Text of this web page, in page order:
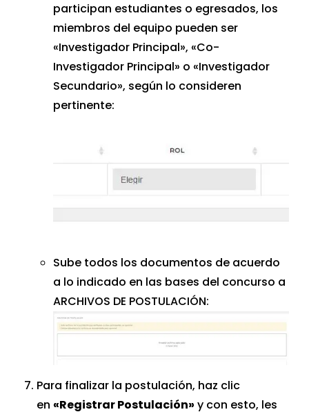
participan estudiantes o egresados, los
miembros del equipo pueden ser
«Investigador Principal», «Co-
Investigador Principal» o «Investigador
Secundario», según lo consideren
pertinente:
Sube todos los documentos de acuerdo
a lo indicado en las bases del concurso a
ARCHIVOS DE POSTULACIÓN:
Para finalizar la postulación, haz clic
en «Registrar Postulación» y con esto, les